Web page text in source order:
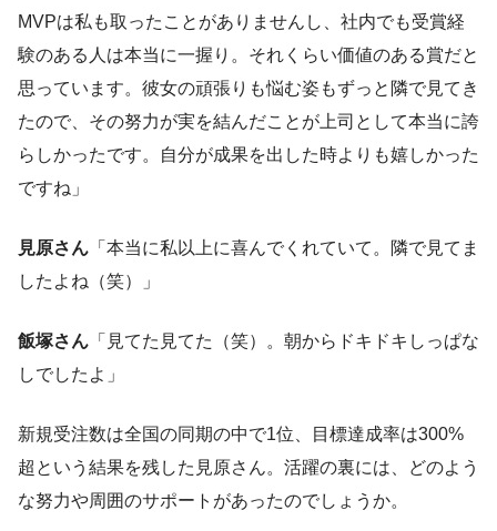
MVPは私も取ったことがありませんし、社内でも受賞経
験のある人は本当に一握り。それくらい価値のある賞だと
思っています。彼女の頑張りも悩む姿もずっと隣で見てき
たので、その努力が実を結んだことが上司として本当に誇
らしかったです。自分が成果を出した時よりも嬉しかった
ですね」
見原さん 「本当に私以上に喜んでくれていて。隣で見てま
したよね（笑）」
飯塚さん 「見てた見てた（笑）。朝からドキドキしっぱな
しでしたよ」
新規受注数は全国の同期の中で1位、目標達成率は300%
超という結果を残した見原さん。活躍の裏には、どのよう
な努力や周囲のサポートがあったのでしょうか。